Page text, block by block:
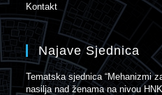
Kontakt
Najave Sjednica
Tematska sjednica “Mehanizmi
nasilja nad ženama na nivou